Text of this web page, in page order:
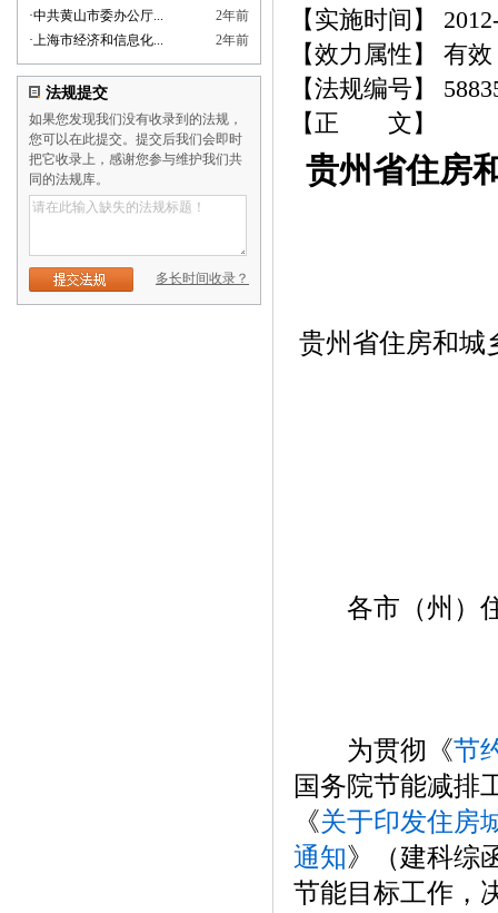
·中共黄山市委办公厅...
2年前
·上海市经济和信息化... 2年前
法规提交
如果您发现我们没有收录到的法规，
您可以在此提交。提交后我们会即时
把它收录上，感谢您参与维护我们共
同的法规库。
多长时间收录？
【实施时间】
【效力属性】 有效
【法规编号】
【正 文】
贵州省住房
贵州省住房和城
各市（州）住
为贯彻《节
国务院节能减排
《关于印发住房
通知》（建科综
节能目标工作，